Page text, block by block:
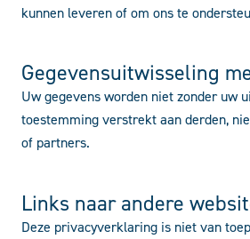
kunnen leveren of om ons te
Gegevensuitwisseling
Uw gegevens worden niet zonder uw
toestemming verstrekt aan derden,
of partners.
Links naar andere
Deze privacyverklaring is niet van